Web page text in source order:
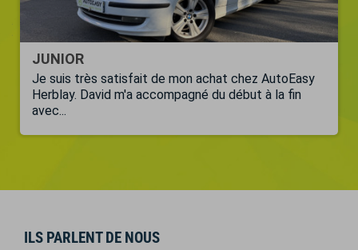
JUNIOR
Je suis très satisfait de mon achat chez AutoEasy
Herblay. David m'a accompagné du début à la fin
avec...
ILS PARLENT DE NOUS